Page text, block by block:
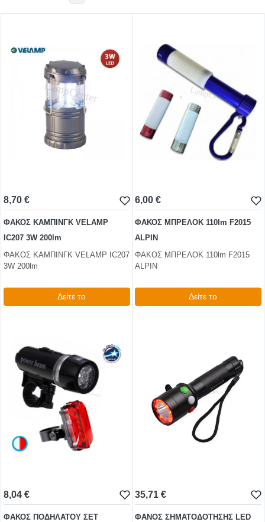
8,70 €
ΦΑΚΟΣ ΚΑΜΠΙΝΓΚ VELAMP
IC207 3W 200lm
ΦΑΚΟΣ ΚΑΜΠΙΝΓΚ VELAMP IC207
3W 200lm
Δείτε το
6,00 €
ΦΑΚΟΣ ΜΠΡΕΛΟΚ 110lm F2015
ALPIN
ΦΑΚΟΣ ΜΠΡΕΛΟΚ 110lm F2015
ALPIN
Δείτε το
8,04 €
ΦΑΚΟΣ ΠΟΔΗΛΑΤΟΥ ΣΕΤ
35,71 €
ΦΑΝΟΣ ΣΗΜΑΤΟΔΟΤΗΣΗΣ LED
BA15d
WIRE ENDED
ΝΕΟΝ
ΣΩΛΗΝΩΤΕΣ